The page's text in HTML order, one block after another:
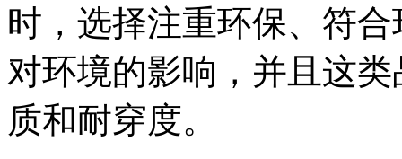
时，选择注重环保、符
对环境的影响，并且这
质和耐穿度。